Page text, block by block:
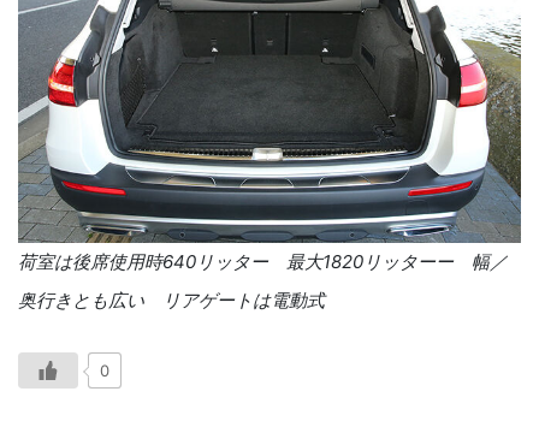
荷室は後席使用時640 リッター 最大1820リッターー 幅／
奥行きとも広い リアゲートは電動式
0